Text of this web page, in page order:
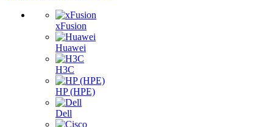
xFusion
Huawei
H3C
HP (HPE)
Dell